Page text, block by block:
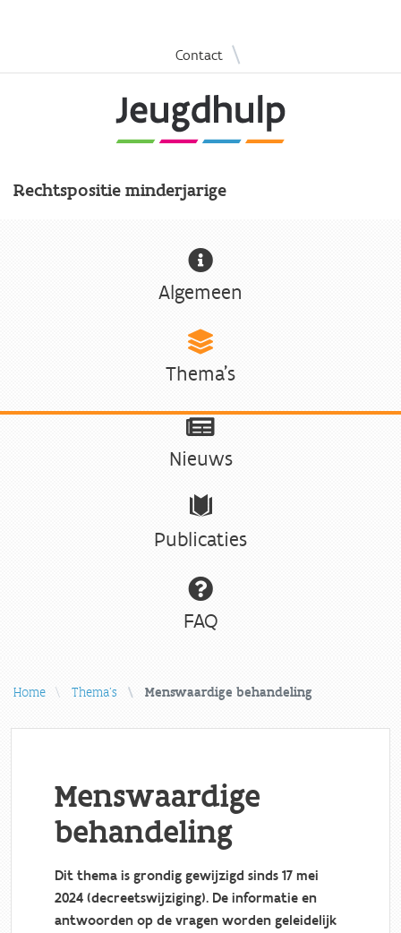
Overslaan
en
naar
de
inhoud
Contact |
Rechtspositie minderjarige
Algemeen
Thema's
Nieuws
Publicaties
FAQ
Home Thema's Menswaardige behandeling
Menswaardige
behandeling
Dit thema is grondig gewijzigd sinds 17 mei
2024 (decreetswijziging). De informatie en
antwoorden op de vragen worden geleidelijk